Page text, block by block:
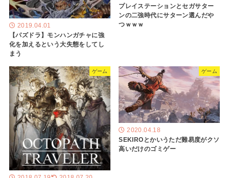
2019.04.01
【パズドラ】モンハンガチャに強
化を加えるという大失態をしてし
まう
プレイステーションとセガサター
ンの二強時代にサターン選んだや
つｗｗｗ
ゲーム ゲーム
2020.04.18
SEKIROとかいうただ難易度がクソ
高いだけのゴミゲー